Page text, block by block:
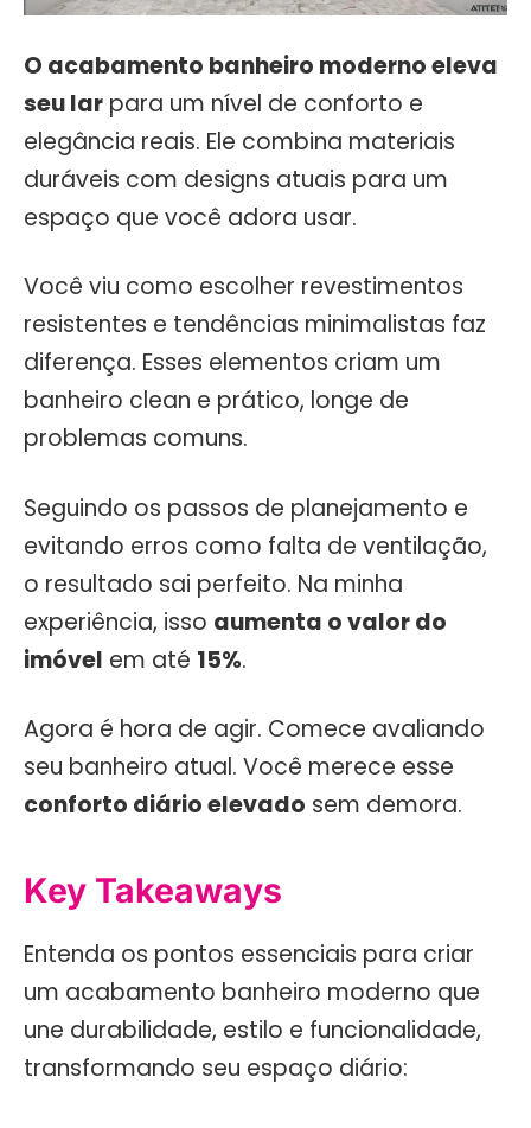
O acabamento banheiro moderno eleva
seu lar para um nível de conforto e
elegância reais. Ele combina materiais
duráveis com designs atuais para um
espaço que você adora usar.
Você viu como escolher revestimentos
resistentes e tendências minimalistas faz
diferença. Esses elementos criam um
banheiro clean e prático, longe de
problemas comuns.
Seguindo os passos de planejamento e
evitando erros como falta de ventilação,
o resultado sai perfeito. Na minha
experiência, isso aumenta o valor do
imóvel em até 15%.
Agora é hora de agir. Comece avaliando
seu banheiro atual. Você merece esse
conforto diário elevado sem demora.
Key Takeaways
Entenda os pontos essenciais para criar
um acabamento banheiro moderno que
une durabilidade, estilo e funcionalidade,
transformando seu espaço diário: